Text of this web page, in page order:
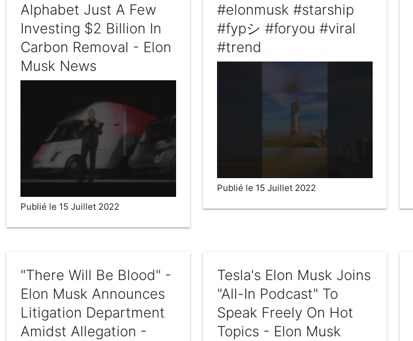
Alphabet Just A Few
Investing $2 Billion In
Carbon Removal - Elon
Musk News
Publié le 15 Juillet 2022
#elonmusk #starship
#fypシ #foryou #viral
#trend
Publié le 15 Juillet 2022
"There Will Be Blood" -
Elon Musk Announces
Litigation Department
Amidst Allegation -
Tesla's Elon Musk Joins
"All-In Podcast" To
Speak Freely On Hot
Topics - Elon Musk